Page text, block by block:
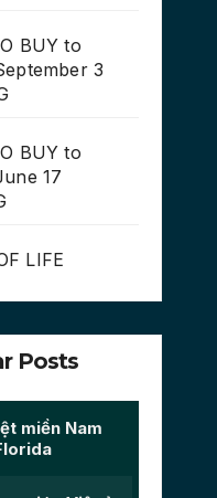
BUY to
3
BUY to
17
LIFE
Posts